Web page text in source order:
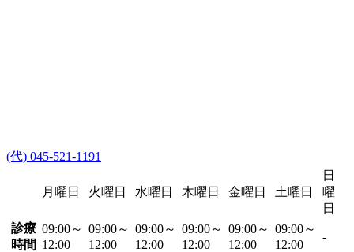
(代) 045-521-1191
月曜日 火曜日 水曜日 木曜日 金曜日 土曜日
日
曜
日
診療
時間
09:00～
12:00
09:00～
12:00
09:00～
12:00
09:00～
12:00
09:00～
12:00
09:00～
12:00
-